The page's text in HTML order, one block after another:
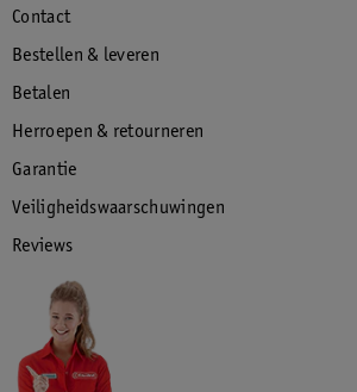
Contact
Bestellen & leveren
Betalen
Herroepen & retourneren
Garantie
Veiligheidswaarschuwingen
Reviews